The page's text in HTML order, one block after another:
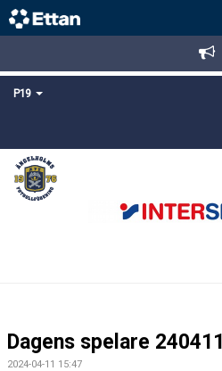
P19
HEM
NYHETER
KONTAKT
Dagens spelare 240411
2024-04-11 15:47